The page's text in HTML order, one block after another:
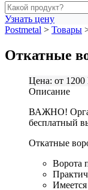
Узнать цену
Postmetal > Товары
Откатные
Цена: от
Описание
ВАЖНО!
бесплатный
Откатные
Ворота